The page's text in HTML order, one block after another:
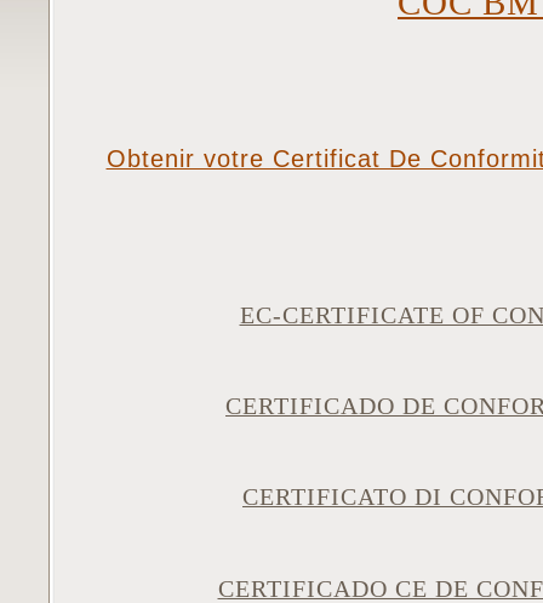
Obtenir votre Certificat De
EC-CERTIFICATE OF
CERTIFICADO DE
CERTIFICATO DI
CERTIFICADO CE DE